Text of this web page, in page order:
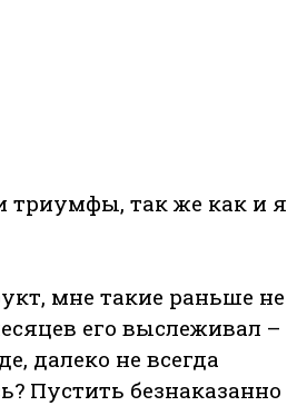
триумфы, так же как и я
мне такие раньше не
его выслеживал –
далеко не всегда
Пустить безнаказанно